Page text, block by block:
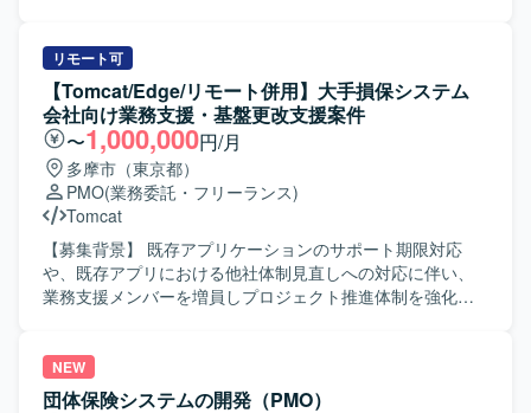
る間接部門の最適化という、全社的な業務改善に直結する
プロジェクトの推進をリーダークラスとして経験いただけ
ます。複数部門との調整やサービス導入のフロント対応を
通じて、ドキュメンテーションスキルやマネジメントスキ
ル、業務改善に関する知見を幅広く習得・発揮できる環境
です。 【開発環境】 ドキュメント作成や説明資料作成にお
いて、ExcelおよびPowerPointなどのオフィスツールを利用
いたします。
率化の提案を行っていただきます。 また、プロジェクト運
営における進捗状況の確認や課題・懸案の整理を行い、お
客様および開発ベンダーに対して課題解決に向けた支援を
実施していただきます。 加えて、エンドユーザーが作成す
る各種報告資料などのドキュメント作成支援も行っていた
だきます。 なお、エンドユーザー（発注者側）支援作業と
なるため、ご自身での設計・製造・テストなどの開発作業
は発生いたしません。 【求める人物像】 関係者との円滑な
コミュニケーションを取りながら、主体的に課題を発見し
改善提案ができる方を求めております。 また、論理的な思
考力を持ち、分かりやすい資料作成や説明ができる方にご
クト全体を俯瞰しながら、品質向上や効率化に直接貢献で
きるポジションです。 開発ベンダーとの折衝やプロジェク
リモート可
【Tomcat/Edge/リモート併用】大手損保システム
会社向け業務支援・基盤更改支援案件
〜1,000,000円/月
多摩市（東京都）
PMO(業務委託・フリーランス)
Tomcat
【募集背景】 既存アプリケーションのサポート期限対応
や、既存アプリにおける他社体制見直しへの対応に伴い、
業務支援メンバーを増員しプロジェクト推進体制を強化す
です。 【作業内容】 社内向け・代理店向けシステムを対象
とした業務支援として、担当システムの運用支援や開発プ
NEW
団体保険システムの開発（PMO）